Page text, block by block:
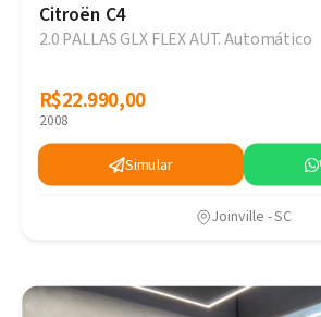
Citroën C4
2.0 PALLAS GLX FLEX AUT. Automático
R$22.990,00
R$22.990,00
2008
Simular
Joinville - SC